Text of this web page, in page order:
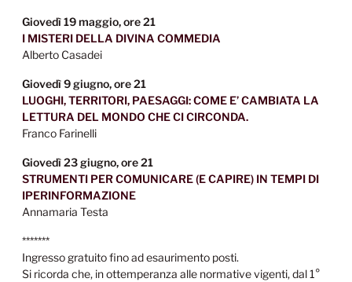
Giovedì 19 maggio, ore 21
I MISTERI DELLA DIVINA COMMEDIA
Alberto Casadei
Giovedì 9 giugno, ore 21
LUOGHI, TERRITORI, PAESAGGI: COME E’ CAMBIATA LA
LETTURA DEL MONDO CHE CI CIRCONDA.
Franco Farinelli
Giovedì 23 giugno, ore 21
STRUMENTI PER COMUNICARE (E CAPIRE) IN TEMPI DI
IPERINFORMAZIONE
Annamaria Testa
*******
Ingresso gratuito fino ad esaurimento posti.
Si ricorda che, in ottemperanza alle normative vigenti, dal 1°